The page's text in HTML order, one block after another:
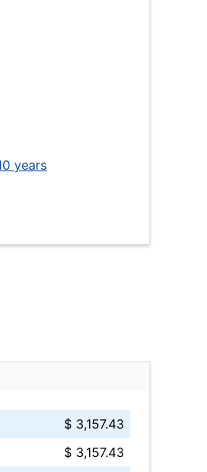
years
$ 3,157.43
$ 3,157.43